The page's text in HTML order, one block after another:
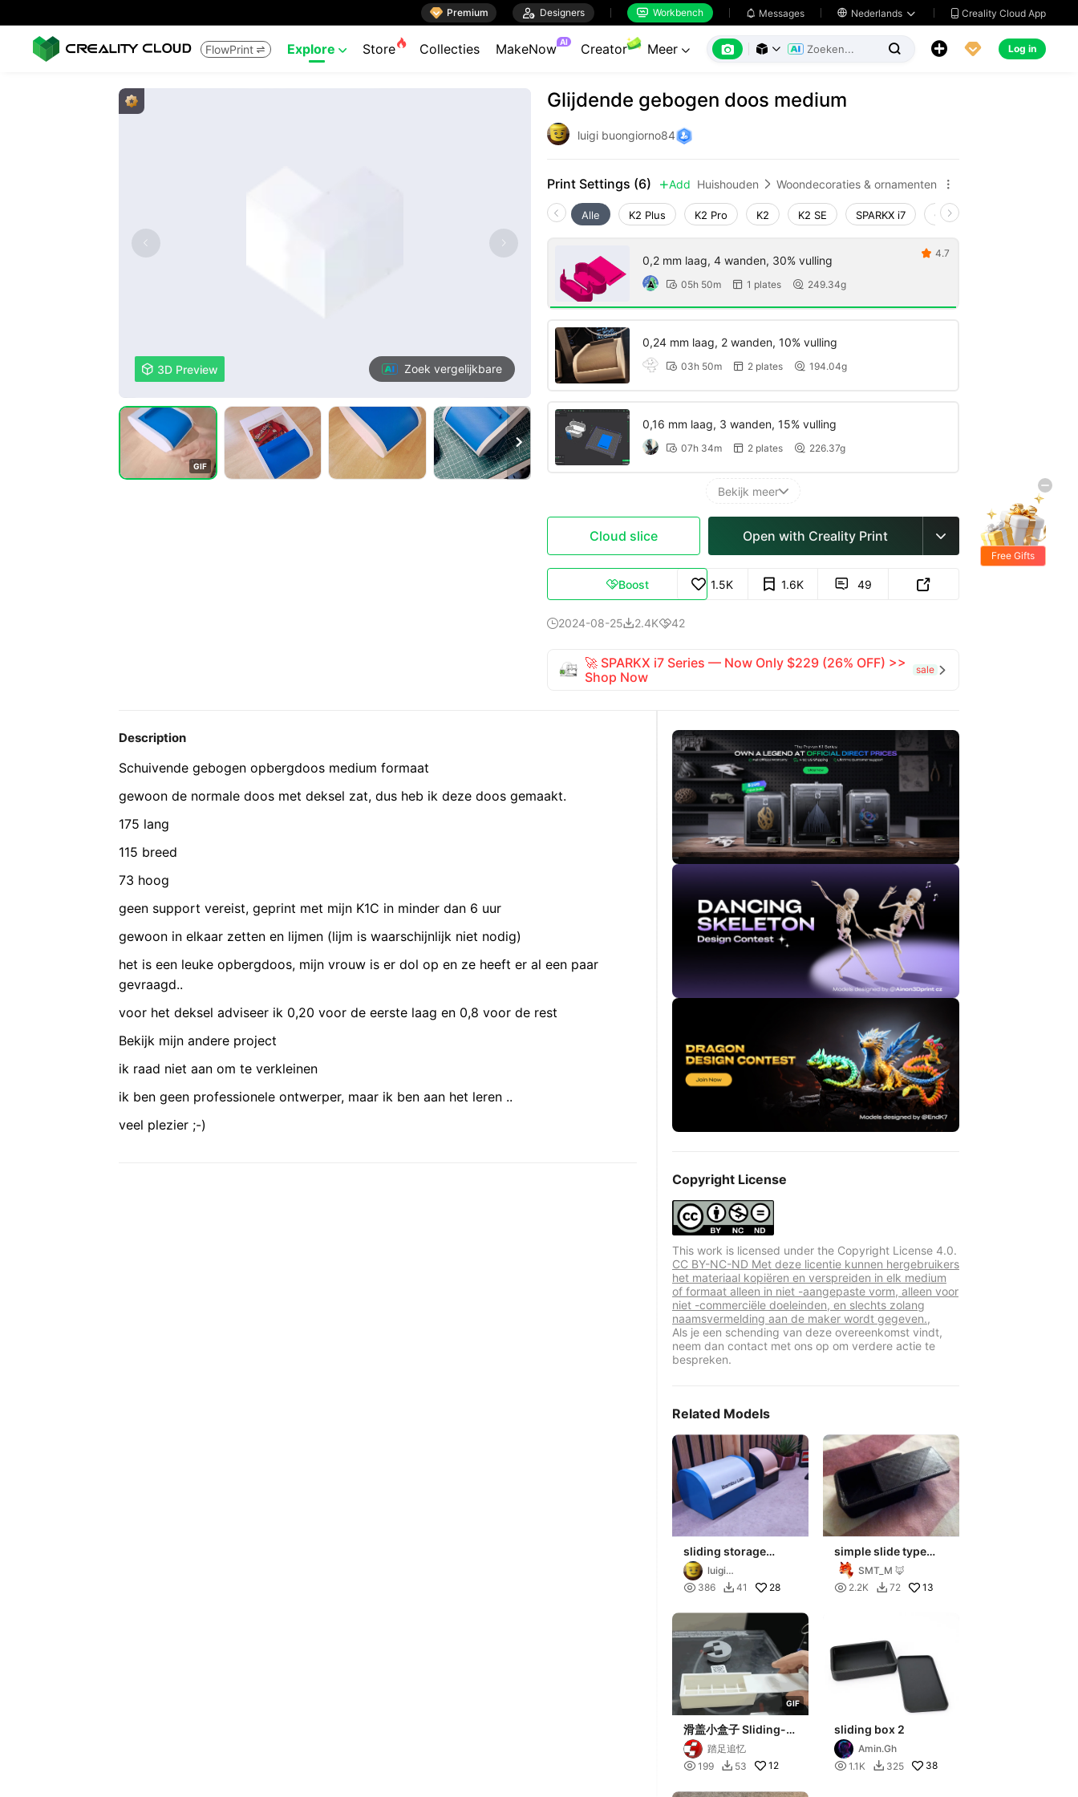
 Premium  Designers  Workbench  Messages  Nederlands   Creality Cloud App
FlowPrint  Explore  Store Collecties MakeNow AI Creator Meer        Log in
 3D Preview Zoek vergelijkbare
GIF

Glijdende gebogen doos medium
luigi buongiorno84
Print Settings (6) Add Huishouden  Woondecoraties & ornamenten 
Alle K2 Plus K2 Pro K2 K2 SE SPARKX i7 Creality Hi
0,2 mm laag, 4 wanden, 30% vulling
 05h 50m  1 plates  249.34g
 4.7
0,24 mm laag, 2 wanden, 10% vulling
 03h 50m  2 plates  194.04g
0,16 mm laag, 3 wanden, 15% vulling
 07h 34m  2 plates  226.37g
Bekijk meer
Cloud slice Open with Creality Print 
Boost 1.5K 1.6K  49 
2024-08-252.4K42
🚀 SPARKX i7 Series — Now Only $229 (26% OFF) >>
Shop Now
sale 
Description
Schuivende gebogen opbergdoos medium formaat
gewoon de normale doos met deksel zat, dus heb ik deze doos gemaakt.
175 lang
115 breed
73 hoog
geen support vereist, geprint met mijn K1C in minder dan 6 uur
gewoon in elkaar zetten en lijmen (lijm is waarschijnlijk niet nodig)
het is een leuke opbergdoos, mijn vrouw is er dol op en ze heeft er al een paar
gevraagd..
voor het deksel adviseer ik 0,20 voor de eerste laag en 0,8 voor de rest
Bekijk mijn andere project
ik raad niet aan om te verkleinen
ik ben geen professionele ontwerper, maar ik ben aan het leren ..
veel plezier ;-)
Copyright License
This work is licensed under the Copyright License 4.0.
CC BY-NC-ND Met deze licentie kunnen hergebruikers
het materiaal kopiëren en verspreiden in elk medium
of formaat alleen in niet -aangepaste vorm, alleen voor
niet -commerciële doeleinden, en slechts zolang
naamsvermelding aan de maker wordt gegeven.,
Als je een schending van deze overeenkomst vindt,
neem dan contact met ons op om verdere actie te
bespreken.
Related Models
sliding storage
curved box 120
170mm
luigi
buongiorno84
 386  41 28
simple slide type
box with rounded
cornersSMT_M 🦊
 2.2K  72 13
GIF
滑盖小盒子 Sliding-
Top Small Box
踏足追忆
 199  53 12
sliding box 2
Amin.Gh
 1.1K  325 38
Free Gifts